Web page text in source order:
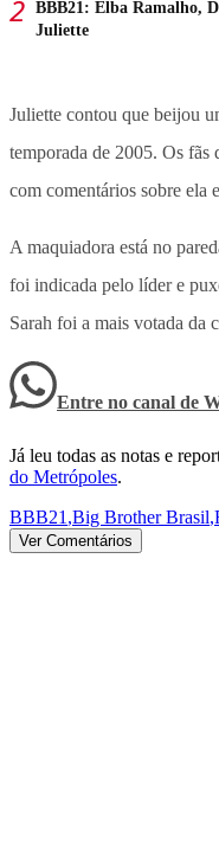
BBB21: Elba Ramalho,
Juliette
Juliette contou que beijou
temporada de 2005. Os
com comentários sobre ela
A maquiadora está no
foi indicada pelo líder e
Sarah foi a mais votada da
Entre no canal de
Já leu todas as notas e
do Metrópoles.
BBB21 ,Big Brother Brasil,
Ver Comentários